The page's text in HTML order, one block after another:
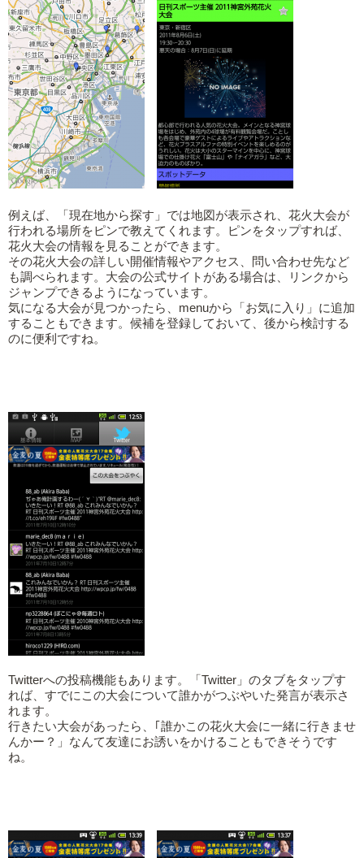
例えば、「現在地から探す」では地図が表示され、花火大会が
行われる場所をピンで教えてくれます。ピンをタップすれば、
花火大会の情報を見ることができます。
その花火大会の詳しい開催情報やアクセス、問い合わせ先など
も調べられます。大会の公式サイトがある場合は、リンクから
ジャンプできるようになっています。
気になる大会が見つかったら、menuから「お気に入り」に追加
することもできます。候補を登録しておいて、後から検討する
のに便利ですね。
Twitterへの投稿機能もあります。「Twitter」のタブをタップす
れば、すでにこの大会について誰かがつぶやいた発言が表示さ
れます。
行きたい大会があったら、｢誰かこの花火大会に一緒に行きませ
んかー？」なんて友達にお誘いをかけることもできそうです
ね。